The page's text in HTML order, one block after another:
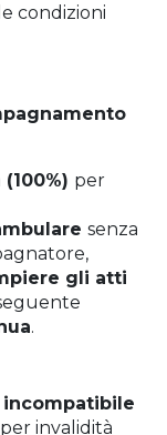
condizioni
per
senza
gli atti
.
incompatibile
invalidità